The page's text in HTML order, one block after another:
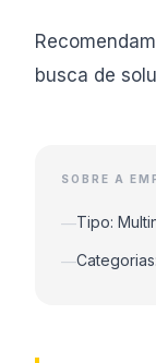
busca de
SOBRE A
—Tipo:
—